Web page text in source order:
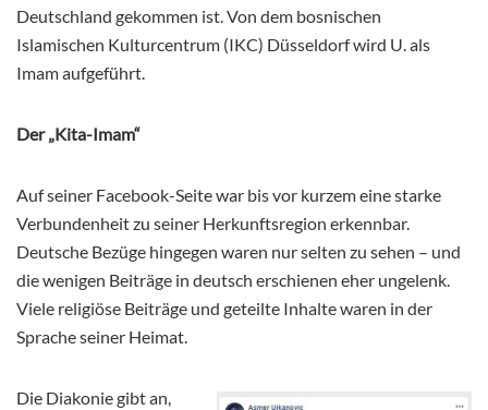
Deutschland gekommen ist. Von dem bosnischen
Islamischen Kulturcentrum (IKC) Düsseldorf wird U. als
Imam aufgeführt.
Der „Kita-Imam“
Auf seiner Facebook-Seite war bis vor kurzem eine starke
Verbundenheit zu seiner Herkunftsregion erkennbar.
Deutsche Bezüge hingegen waren nur selten zu sehen – und
die wenigen Beiträge in deutsch erschienen eher ungelenk.
Viele religiöse Beiträge und geteilte Inhalte waren in der
Sprache seiner Heimat.
Die Diakonie gibt an,